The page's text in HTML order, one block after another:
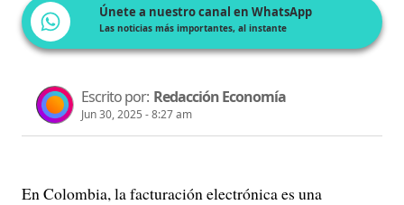
Únete a nuestro canal en WhatsApp
Las noticias más importantes, al instante
Escrito por: Redacción Economía
Jun 30, 2025 - 8:27 am
En Colombia, la facturación electrónica es una